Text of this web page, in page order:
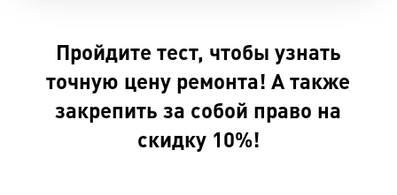
Пройдите тест, чтобы узнать
точную цену ремонта! А также
закрепить за собой право на
скидку 10%!